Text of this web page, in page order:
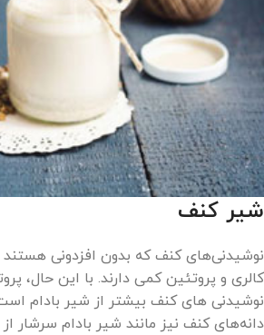
شیر کنف
نوشیدنی‌های کنف که بدون افزدونی هستند
کالری و پروتئین کمی دارند. با این حال،
نوشیدنی های کنف بیشتر از شیر بادام
دانه‌های کنف نیز مانند شیر بادام سرشار